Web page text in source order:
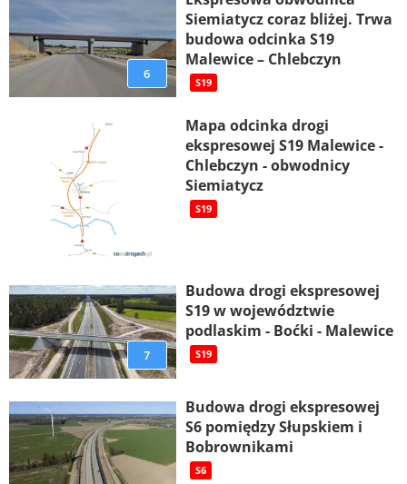
6
Siemiatycz coraz bliżej. Trwa
budowa odcinka S19
Malewice – Chlebczyn
S19
Mapa odcinka drogi
ekspresowej S19 Malewice -
Chlebczyn - obwodnicy
Siemiatycz
S19
7
Budowa drogi ekspresowej
S19 w województwie
podlaskim - Boćki - Malewice
S19
Budowa drogi ekspresowej
S6 pomiędzy Słupskiem i
Bobrownikami
S6